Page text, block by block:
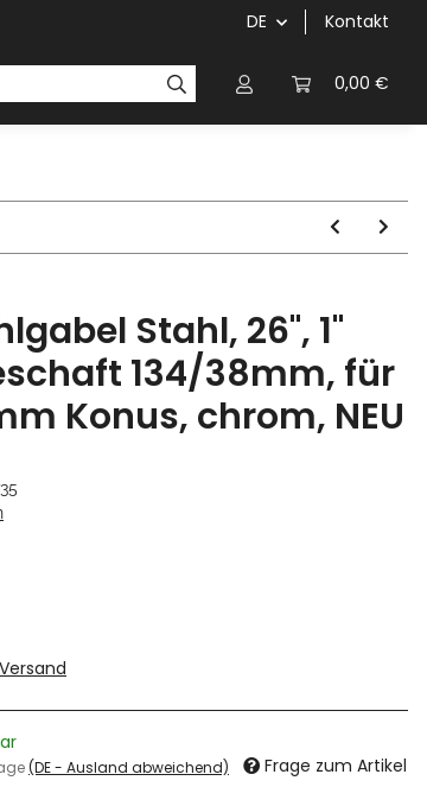
DE Kontakt
0,00 €
Kettenblätter/Kassetten Kurbeln/
Stahl, 26", 1"
134/38mm, für
Konus, chrom, NEU
Versand
(DE - Ausland abweichend) Frage zum Artikel